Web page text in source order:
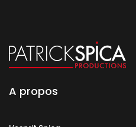
A propos